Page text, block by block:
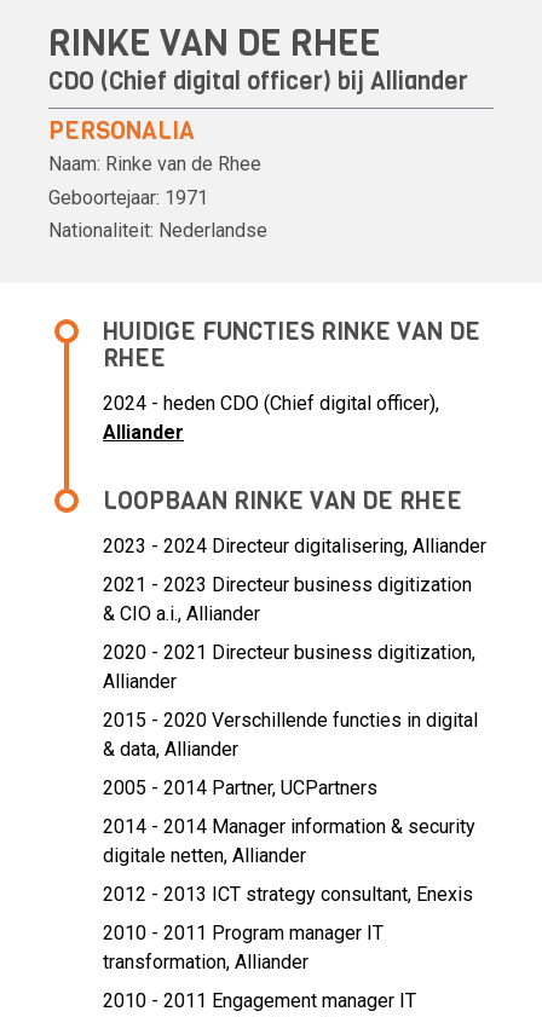
RINKE VAN DE RHEE
CDO (Chief digital officer) bij Alliander
PERSONALIA
Naam: Rinke van de Rhee
Geboortejaar: 1971
Nationaliteit: Nederlandse
HUIDIGE FUNCTIES RINKE VAN DE
RHEE
2024 - heden CDO (Chief digital officer),
Alliander
LOOPBAAN RINKE VAN DE RHEE
2023 - 2024 Directeur digitalisering, Alliander
2021 - 2023 Directeur business digitization
& CIO a.i., Alliander
2020 - 2021 Directeur business digitization,
Alliander
2015 - 2020 Verschillende functies in digital
& data, Alliander
2005 - 2014 Partner, UCPartners
2014 - 2014 Manager information & security
digitale netten, Alliander
2012 - 2013 ICT strategy consultant, Enexis
2010 - 2011 Program manager IT
transformation, Alliander
2010 - 2011 Engagement manager IT